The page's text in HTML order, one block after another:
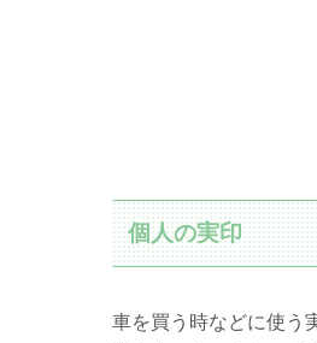
個人の実印
車を買う時などに使う